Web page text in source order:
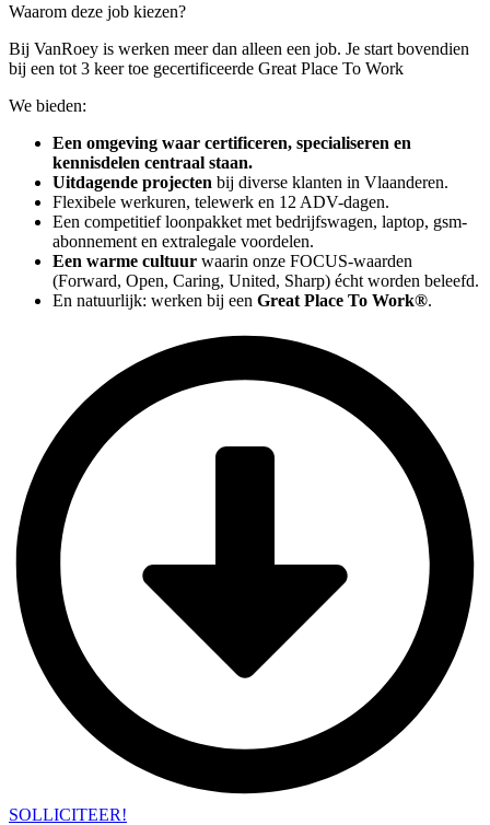
Waarom deze job kiezen?
Bij VanRoey is werken meer dan alleen een job. Je start bovendien
bij een tot 3 keer toe gecertificeerde Great Place To Work
We bieden:
Een omgeving waar certificeren, specialiseren en
kennisdelen centraal staan.
Uitdagende projecten bij diverse klanten in Vlaanderen.
Flexibele werkuren, telewerk en 12 ADV-dagen.
Een competitief loonpakket met bedrijfswagen, laptop, gsm-
abonnement en extralegale voordelen.
Een warme cultuur waarin onze FOCUS-waarden
(Forward, Open, Caring, United, Sharp) écht worden beleefd.
En natuurlijk: werken bij een Great Place To Work®.
SOLLICITEER!